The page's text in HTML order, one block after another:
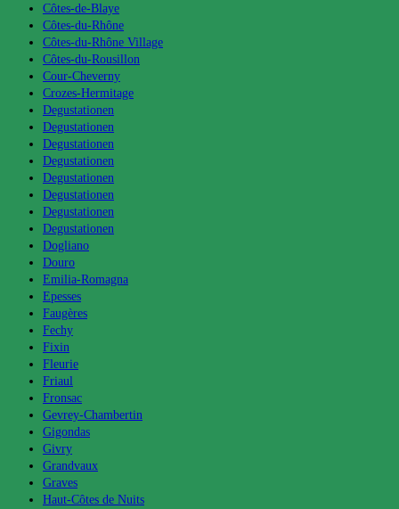
Côtes-de-Blaye
Côtes-du-Rhône
Côtes-du-Rhône Village
Côtes-du-Rousillon
Cour-Cheverny
Crozes-Hermitage
Degustationen
Degustationen
Degustationen
Degustationen
Degustationen
Degustationen
Degustationen
Degustationen
Dogliano
Douro
Emilia-Romagna
Epesses
Faugères
Fechy
Fixin
Fleurie
Friaul
Fronsac
Gevrey-Chambertin
Gigondas
Givry
Grandvaux
Graves
Haut-Côtes de Nuits